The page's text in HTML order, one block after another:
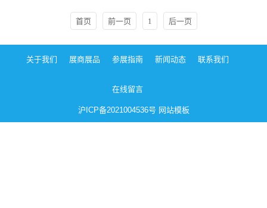
首页 前一页 1 后一页
关于我们 展商展品 参展指南 新闻动态 联系我们
在线留言
沪ICP备2021004536号 网站模板